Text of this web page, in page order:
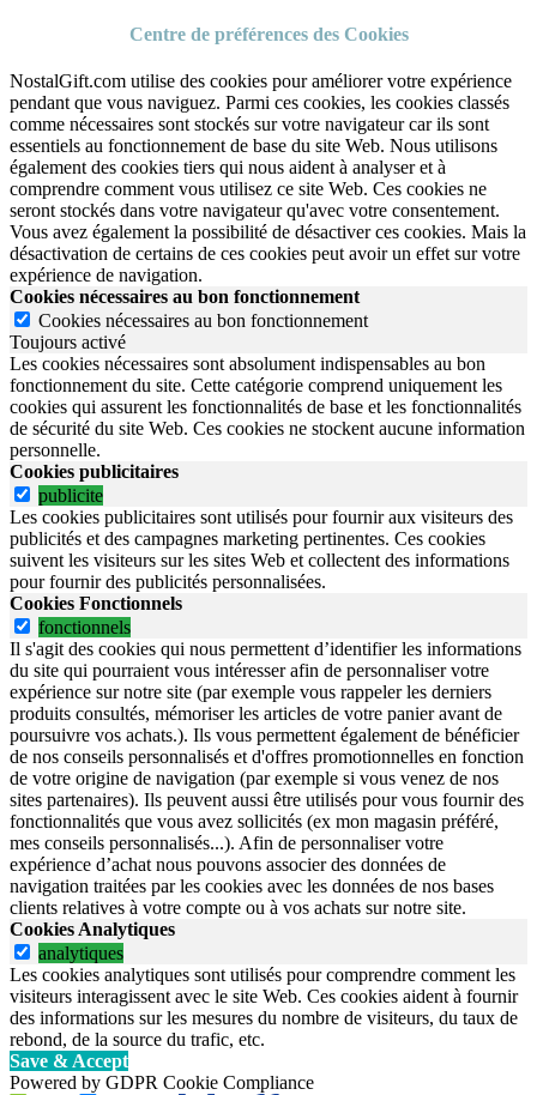
Centre de préférences des Cookies
NostalGift.com utilise des cookies pour améliorer votre expérience
pendant que vous naviguez. Parmi ces cookies, les cookies classés
comme nécessaires sont stockés sur votre navigateur car ils sont
essentiels au fonctionnement de base du site Web. Nous utilisons
également des cookies tiers qui nous aident à analyser et à
comprendre comment vous utilisez ce site Web. Ces cookies ne
seront stockés dans votre navigateur qu'avec votre consentement.
Vous avez également la possibilité de désactiver ces cookies. Mais la
désactivation de certains de ces cookies peut avoir un effet sur votre
expérience de navigation.
Cookies nécessaires au bon fonctionnement
Cookies nécessaires au bon fonctionnement
Toujours activé
Les cookies nécessaires sont absolument indispensables au bon
fonctionnement du site. Cette catégorie comprend uniquement les
cookies qui assurent les fonctionnalités de base et les fonctionnalités
de sécurité du site Web. Ces cookies ne stockent aucune information
personnelle.
Cookies publicitaires
publicite
Les cookies publicitaires sont utilisés pour fournir aux visiteurs des
publicités et des campagnes marketing pertinentes. Ces cookies
suivent les visiteurs sur les sites Web et collectent des informations
pour fournir des publicités personnalisées.
Cookies Fonctionnels
fonctionnels
Il s'agit des cookies qui nous permettent d’identifier les informations
du site qui pourraient vous intéresser afin de personnaliser votre
expérience sur notre site (par exemple vous rappeler les derniers
produits consultés, mémoriser les articles de votre panier avant de
poursuivre vos achats.). Ils vous permettent également de bénéficier
de nos conseils personnalisés et d'offres promotionnelles en fonction
de votre origine de navigation (par exemple si vous venez de nos
sites partenaires). Ils peuvent aussi être utilisés pour vous fournir des
fonctionnalités que vous avez sollicités (ex mon magasin préféré,
mes conseils personnalisés...). Afin de personnaliser votre
expérience d’achat nous pouvons associer des données de
navigation traitées par les cookies avec les données de nos bases
clients relatives à votre compte ou à vos achats sur notre site.
Cookies Analytiques
analytiques
Les cookies analytiques sont utilisés pour comprendre comment les
visiteurs interagissent avec le site Web. Ces cookies aident à fournir
des informations sur les mesures du nombre de visiteurs, du taux de
rebond, de la source du trafic, etc.
Save & Accept
Powered by GDPR Cookie Compliance